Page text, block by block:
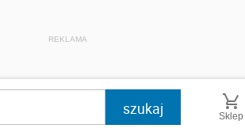
REKLAMA
Sklep